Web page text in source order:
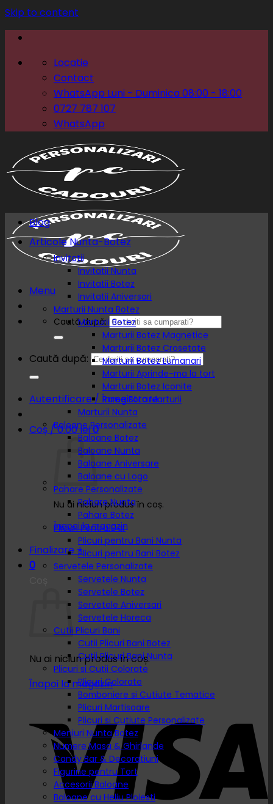
Skip to content
Locatie
Contact
WhatsApp Luni - Duminica 08:00 - 18:00
0727 787 107
WhatsApp
Menu
Caută după:
Caută după:
Autentificare / Înregistrare
Coș /0.00lei0
Nu ai niciun produs în coș.
Înapoi la magazin
Finalizare +
0
Nu ai niciun produs în coș.
Înapoi la magazin
Blog
Articole Nunta-Botez
Invitatii
Invitatii Nunta
Invitatii Botez
Invitatii Aniversari
Marturii Nunta Botez
Marturii Botez
Marturii Botez Magnetice
Marturii Botez Crosetate
Marturii Botez Lumanari
Marturii Aprinde-ma la tort
Marturii Botez Iconite
Rame Foto Marturii
Marturii Nunta
Baloane Personalizate
Baloane Botez
Baloane Nunta
Baloane Aniversare
Baloane cu Logo
Pahare Personalizate
Pahare Nunta
Pahare Botez
Plicuri Pentru Dar
Plicuri pentru Bani Nunta
Plicuri pentru Bani Botez
Servetele Personalizate
Servetele Nunta
Servetele Botez
Servetele Aniversari
Servetele Horeca
Cutii Plicuri Bani
Cutii Plicuri Bani Botez
Cutii Plicuri Bani Nunta
Plicuri si Cutii Colorate
Plicuri Colorate
Bomboniere si Cutiute Tematice
Plicuri Martisoare
Plicuri si Cutiute Personalizate
Meniuri Nunta Botez
Numere Masa & Ghirlande
Candy Bar & Decoratiuni
Figurine pentru Tort
Accesorii Baloane
Baloane cu Heliu Ploiesti